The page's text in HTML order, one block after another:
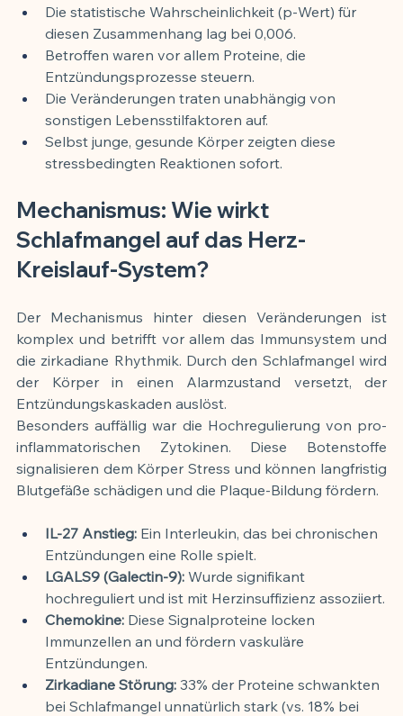
Die statistische Wahrscheinlichkeit (p-Wert) für
diesen Zusammenhang lag bei 0,006.
Betroffen waren vor allem Proteine, die
Entzündungsprozesse steuern.
Die Veränderungen traten unabhängig von
sonstigen Lebensstilfaktoren auf.
Selbst junge, gesunde Körper zeigten diese
stressbedingten Reaktionen sofort.
Mechanismus: Wie wirkt
Schlafmangel auf das Herz-
Kreislauf-System?
Der Mechanismus hinter diesen Veränderungen ist
komplex und betrifft vor allem das Immunsystem und
die zirkadiane Rhythmik. Durch den Schlafmangel wird
der Körper in einen Alarmzustand versetzt, der
Entzündungskaskaden auslöst.
Besonders auffällig war die Hochregulierung von pro-
inflammatorischen Zytokinen. Diese Botenstoffe
signalisieren dem Körper Stress und können langfristig
Blutgefäße schädigen und die Plaque-Bildung fördern.
IL-27 Anstieg: Ein Interleukin, das bei chronischen
Entzündungen eine Rolle spielt.
LGALS9 (Galectin-9): Wurde signifikant
hochreguliert und ist mit Herzinsuffizienz assoziiert.
Chemokine: Diese Signalproteine locken
Immunzellen an und fördern vaskuläre
Entzündungen.
Zirkadiane Störung: 33% der Proteine schwankten
bei Schlafmangel unnatürlich stark (vs. 18% bei